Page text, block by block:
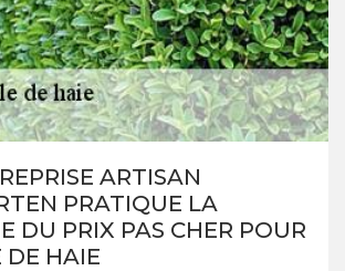
ARTISAN
PRATIQUE LA
DU PRIX PAS CHER POUR
DE HAIE